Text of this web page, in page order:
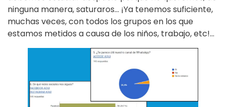
ninguna manera, saturaros… ¡Ya tenemos suficiente,
muchas veces, con todos los grupos en los que
estamos metidos a causa de los niños, trabajo, etc!…